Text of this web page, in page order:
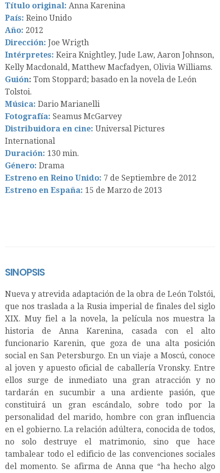
Título original: Anna Karenina
País: Reino Unido
Año: 2012
Dirección: Joe Wrigth
Intérpretes: Keira Knightley, Jude Law, Aaron Johnson,
Kelly Macdonald, Matthew Macfadyen, Olivia Williams.
Guión: Tom Stoppard; basado en la novela de León
Tolstoi.
Música: Dario Marianelli
Fotografía: Seamus McGarvey
Distribuidora en cine: Universal Pictures
International
Duración: 130 min.
Género: Drama
Estreno en Reino Unido: 7 de Septiembre de 2012
Estreno en España: 15 de Marzo de 2013
SINOPSIS
Nueva y atrevida adaptación de la obra de León Tolstói,
que nos traslada a la Rusia imperial de finales del siglo
XIX. Muy fiel a la novela, la película nos muestra la
historia de Anna Karenina, casada con el alto
funcionario Karenin, que goza de una alta posición
social en San Petersburgo. En un viaje a Moscú, conoce
al joven y apuesto oficial de caballería Vronsky. Entre
ellos surge de inmediato una gran atracción y no
tardarán en sucumbir a una ardiente pasión, que
constituirá un gran escándalo, sobre todo por la
personalidad del marido, hombre con gran influencia
en el gobierno. La relación adúltera, conocida de todos,
no solo destruye el matrimonio, sino que hace
tambalear todo el edificio de las convenciones sociales
del momento. Se afirma de Anna que “ha hecho algo